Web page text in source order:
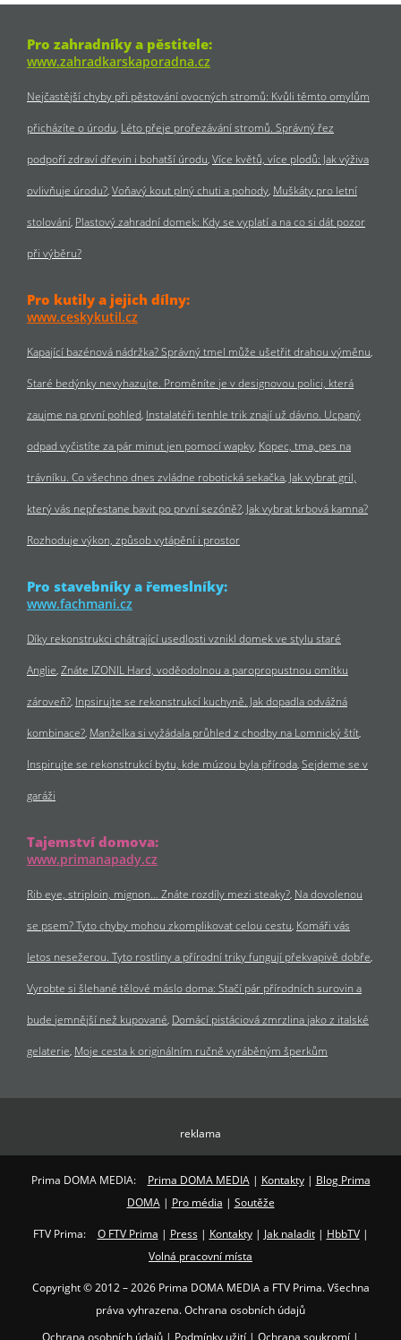
Pro zahradníky a pěstitele:
www.zahradkarskaporadna.cz
Nejčastější chyby při pěstování ovocných stromů: Kvůli těmto omylům
přicházíte o úrodu Léto přeje prořezávání stromů. Správný řez
podpoří zdraví dřevin i bohatší úrodu Více květů, více plodů: Jak výživa
ovlivňuje úrodu? Voňavý kout plný chuti a pohody Muškáty pro letní
stolování Plastový zahradní domek: Kdy se vyplatí a na co si dát pozor
při výběru?
Pro kutily a jejich dílny:
www.ceskykutil.cz
Kapající bazénová nádržka? Správný tmel může ušetřit drahou výměnu
Staré bedýnky nevyhazujte. Proměníte je v designovou polici, která
zaujme na první pohled Instalatéři tenhle trik znají už dávno. Ucpaný
odpad vyčistíte za pár minut jen pomocí wapky Kopec, tma, pes na
trávníku. Co všechno dnes zvládne robotická sekačka Jak vybrat gril,
který vás nepřestane bavit po první sezóně? Jak vybrat krbová kamna?
Rozhoduje výkon, způsob vytápění i prostor
Pro stavebníky a řemeslníky:
www.fachmani.cz
Díky rekonstrukci chátrající usedlosti vznikl domek ve stylu staré
Anglie Znáte IZONIL Hard, voděodolnou a paropropustnou omítku
zároveň? Inpsirujte se rekonstrukcí kuchyně. Jak dopadla odvážná
kombinace? Manželka si vyžádala průhled z chodby na Lomnický štít
Inspirujte se rekonstrukcí bytu, kde múzou byla příroda Sejdeme se v
garáži
Tajemství domova:
www.primanapady.cz
Rib eye, striploin, mignon… Znáte rozdíly mezi steaky? Na dovolenou
se psem? Tyto chyby mohou zkomplikovat celou cestu Komáři vás
letos nesežerou. Tyto rostliny a přírodní triky fungují překvapivě dobře
Vyrobte si šlehané tělové máslo doma: Stačí pár přírodních surovin a
bude jemnější než kupované Domácí pistáciová zmrzlina jako z italské
gelaterie Moje cesta k originálním ručně vyráběným šperkům
reklama
Prima DOMA MEDIA: Prima DOMA MEDIA| Kontakty| Blog Prima
DOMA| Pro média | Soutěže
FTV Prima: O FTV Prima | Press| Kontakty| Jak naladit| HbbTV|
Volná pracovní místa
Copyright © 2012 – 2026 Prima DOMA MEDIA a FTV Prima. Všechna
práva vyhrazena. Ochrana osobních údajů